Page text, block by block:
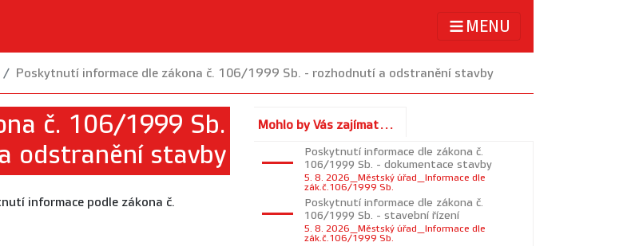
MENU
Poskytnutí informace dle zákona č. 106/1999 Sb. - rozhodnutí a odstranění stavby
č. 106/1999 Sb.
odstranění stavby
informace podle zákona č.
Mohlo by Vás zajímat...
Poskytnutí informace dle zákona č.
106/1999 Sb. - dokumentace stavby
5. 8. 2026_Městský úřad_Informace dle
zák.č.106/1999 Sb.
Poskytnutí informace dle zákona č.
106/1999 Sb. - stavební řízení
5. 8. 2026_Městský úřad_Informace dle
zák.č.106/1999 Sb.